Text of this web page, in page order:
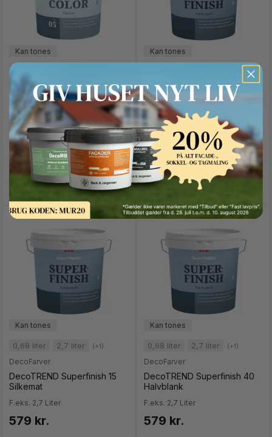
DecoFarver
DecoTREND Aqua Color
Vådrumsmaling
F.eks. 2,7 Liter
449 kr.
DecoFarver
DecoTREND Superfinish 05
Mat
F.eks. 2,7 Liter
579 kr.
0,68 liter 2,7 liter (+1)
DecoFarver
DecoTREND Superfinish 15
Silkemat
F.eks. 2,7 Liter
579 kr.
0,68 liter 2,7 liter (+1)
DecoFarver
DecoTREND Superfinish 40
Halvblank
F.eks. 2,7 Liter
579 kr.
Button Text